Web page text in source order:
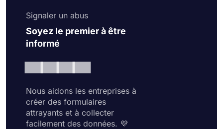
Signaler un abus
Soyez le premier à être
informé
Nous aidons les entreprises à
créer des formulaires
attrayants et à collecter
facilement des données. 💜